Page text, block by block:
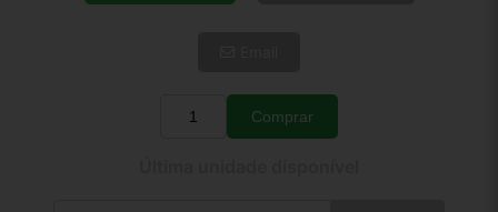
Quantidade
Comprar